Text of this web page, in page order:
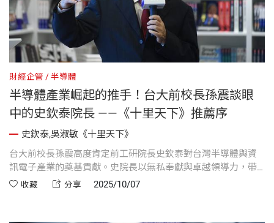
財經企管 半導體
半導體產業崛起的推手！台大前校長孫震談眼
中的史欽泰院長 ——《十里天下》推薦序
史欽泰,吳淑敏《十里天下》
台大前校長孫震高度肯定前工研院長史欽泰對台灣半導體與資
訊電子產業的奠基貢獻。史院長以無私奉獻與卓越領導力，帶
領台灣從無到有創建半導體產業，低調謙遜，尊重專業，為台
收藏 分享 2025/10/07